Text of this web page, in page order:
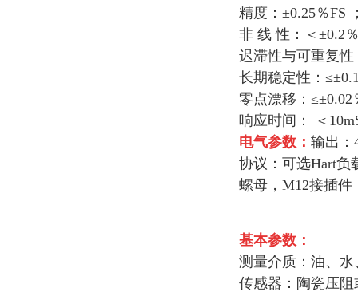
精度：±0.25％FS
非 线 性：＜±0.2
迟滞性与可重复性
长期稳定性：
零点漂移：
响应时间：
＜
电气参数： 输出：
协议：可选Hart负
螺母，M12接插
基本参数：
测量介质：油、
传感器：陶瓷压阻